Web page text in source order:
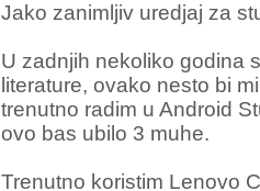
Jako zanimljiv uredjaj za
U zadnjih nekoliko godina
literature, ovako nesto bi
trenutno radim u Android
ovo bas ubilo 3 muhe.
Trenutno koristim Lenovo